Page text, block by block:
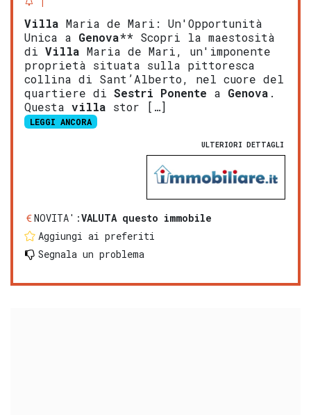
Villa Maria de Mari: Un'Opportunità
Unica a Genova** Scopri la maestosità
di Villa Maria de Mari, un'imponente
proprietà situata sulla pittoresca
collina di Sant’Alberto, nel cuore del
quartiere di Sestri Ponente a Genova .
Questa villa stor […]
LEGGI ANCORA
ULTERIORI DETTAGLI
NOVITA':VALUTA questo immobile
Aggiungi ai preferiti
Segnala un problema